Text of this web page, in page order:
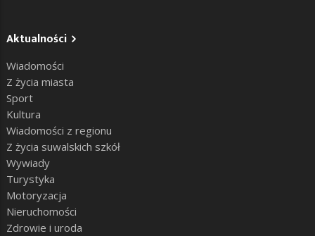
Aktualności
Wiadomości
Z życia miasta
Sport
Kultura
Wiadomości z regionu
Z życia suwalskich szkół
Wywiady
Turystyka
Motoryzacja
Nieruchomości
Zdrowie i uroda